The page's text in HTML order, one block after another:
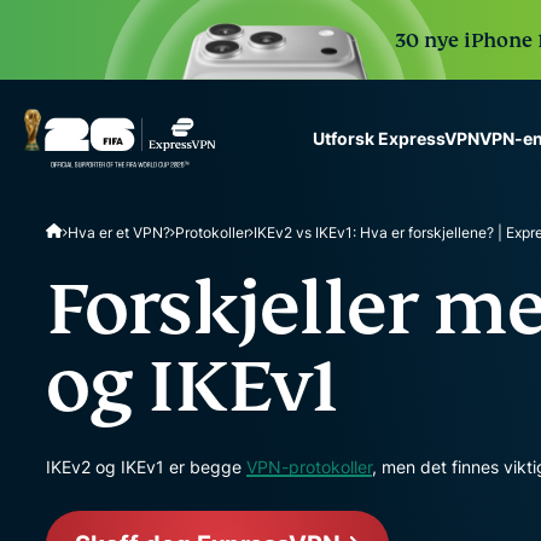
30 nye iPhone
Utforsk ExpressVPNVPN-
VPN protection for
scale.
Hva er et VPN? Protokoller IKEv2 vs IKEv1: Hva er forskjellene? |
Forskjeller
og IKEv1
IKEv2 og IKEv1 er begge VPN-protokoller, men det finnes